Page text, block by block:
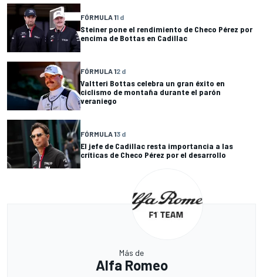
FÓRMULA 11 d
Steiner pone el rendimiento de Checo Pérez por
encima de Bottas en Cadillac
FÓRMULA 12 d
Valtteri Bottas celebra un gran éxito en
ciclismo de montaña durante el parón
veraniego
FÓRMULA 13 d
El jefe de Cadillac resta importancia a las
críticas de Checo Pérez por el desarrollo
Más de
Alfa Romeo